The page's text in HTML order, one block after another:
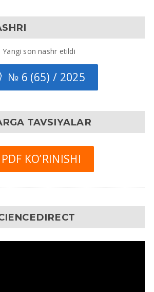
Yangi son nashr etildi
№ 6 (65) / 2025
TAVSIYALAR
PDF KO’RINISHI